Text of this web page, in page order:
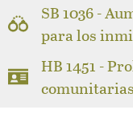
SB 1036 -
para los
HB 1451 -
comunitarias